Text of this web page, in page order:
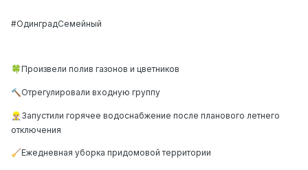
#ОдинградСемейный
🍀Произвели полив газонов и цветников
🔨 Отрегулировали входную группу
👷🏼‍♂️ Запустили горячее водоснабжение после планового летнего
отключения
🧹Ежедневная уборка придомовой территории